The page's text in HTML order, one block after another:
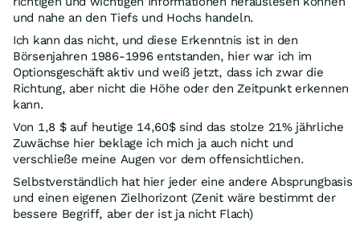
und nahe an den Tiefs und Hochs handeln.
Ich kann das nicht, und diese Erkenntnis ist in den
Börsenjahren 1986-1996 entstanden, hier war ich im
Optionsgeschäft aktiv und weiß jetzt, dass ich zwar die
Richtung, aber nicht die Höhe oder den Zeitpunkt erkennen
kann.
Von 1,8 $ auf heutige 14,60$ sind das stolze 21% jährliche
Zuwächse hier beklage ich mich ja auch nicht und
verschließe meine Augen vor dem offensichtlichen.
Selbstverständlich hat hier jeder eine andere Absprungbasis
und einen eigenen Zielhorizont (Zenit wäre bestimmt der
bessere Begriff, aber der ist ja nicht Flach)